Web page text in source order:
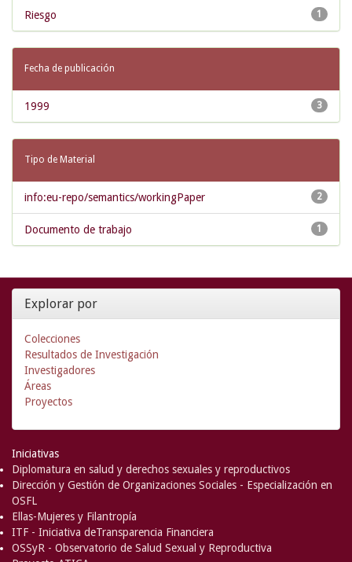
1
Riesgo
Fecha de publicación
3
1999
Tipo de Material
2
info:eu-repo/semantics/workingPaper
1
Documento de trabajo
Explorar por
Colecciones
Resultados de Investigación
Investigadores
Áreas
Proyectos
Iniciativas
Diplomatura en salud y derechos sexuales y reproductivos
Dirección y Gestión de Organizaciones Sociales - Especialización en
OSFL
Ellas-Mujeres y Filantropía
ITF - Iniciativa deTransparencia Financiera
OSSyR - Observatorio de Salud Sexual y Reproductiva